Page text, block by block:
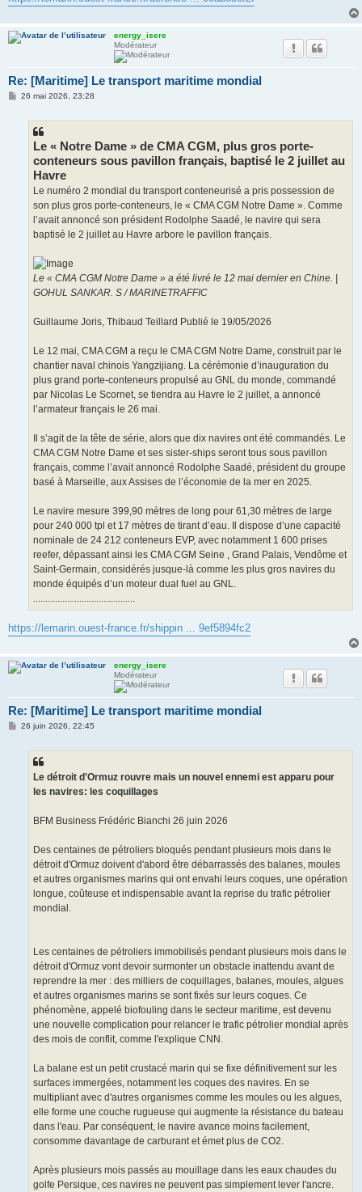
energy_isere
Modérateur
Re: [Maritime] Le transport maritime mondial
M26 mai 2026, 23:28
Le « Notre Dame » de CMA CGM, plus gros porte-
conteneurs sous pavillon français, baptisé le 2 juillet au
Havre
Le numéro 2 mondial du transport conteneurisé a pris possession de
son plus gros porte-conteneurs, le « CMA CGM Notre Dame ». Comme
l’avait annoncé son président Rodolphe Saadé, le navire qui sera
baptisé le 2 juillet au Havre arbore le pavillon français.
Le « CMA CGM Notre Dame » a été livré le 12 mai dernier en Chine. |
GOHUL SANKAR. S / MARINETRAFFIC
Guillaume Joris, Thibaud Teillard Publié le 19/05/2026
Le 12 mai, CMA CGM a reçu le CMA CGM Notre Dame, construit par le
chantier naval chinois Yangzijiang. La cérémonie d’inauguration du
plus grand porte-conteneurs propulsé au GNL du monde, commandé
par Nicolas Le Scornet, se tiendra au Havre le 2 juillet, a annoncé
l’armateur français le 26 mai.
Il s’agit de la tête de série, alors que dix navires ont été commandés. Le
CMA CGM Notre Dame et ses sister-ships seront tous sous pavillon
français, comme l’avait annoncé Rodolphe Saadé, président du groupe
basé à Marseille, aux Assises de l’économie de la mer en 2025.
Le navire mesure 399,90 mètres de long pour 61,30 mètres de large
pour 240 000 tpl et 17 mètres de tirant d’eau. Il dispose d’une capacité
nominale de 24 212 conteneurs EVP, avec notamment 1 600 prises
reefer, dépassant ainsi les CMA CGM Seine , Grand Palais, Vendôme et
Saint-Germain, considérés jusque-là comme les plus gros navires du
monde équipés d’un moteur dual fuel au GNL.
..........................................
https://lemarin.ouest-france.fr/shippin ... 9ef5894fc2
energy_isere
Modérateur
Re: [Maritime] Le transport maritime mondial
M26 juin 2026, 22:45
Le détroit d'Ormuz rouvre mais un nouvel ennemi est apparu pour
les navires: les coquillages
BFM Business Frédéric Bianchi 26 juin 2026
Des centaines de pétroliers bloqués pendant plusieurs mois dans le
détroit d'Ormuz doivent d'abord être débarrassés des balanes, moules
et autres organismes marins qui ont envahi leurs coques, une opération
longue, coûteuse et indispensable avant la reprise du trafic pétrolier
mondial.
Les centaines de pétroliers immobilisés pendant plusieurs mois dans le
détroit d'Ormuz vont devoir surmonter un obstacle inattendu avant de
reprendre la mer : des milliers de coquillages, balanes, moules, algues
et autres organismes marins se sont fixés sur leurs coques. Ce
phénomène, appelé biofouling dans le secteur maritime, est devenu
une nouvelle complication pour relancer le trafic pétrolier mondial après
des mois de conflit, comme l'explique CNN.
La balane est un petit crustacé marin qui se fixe définitivement sur les
surfaces immergées, notamment les coques des navires. En se
multipliant avec d'autres organismes comme les moules ou les algues,
elle forme une couche rugueuse qui augmente la résistance du bateau
dans l'eau. Par conséquent, le navire avance moins facilement,
consomme davantage de carburant et émet plus de CO2.
Après plusieurs mois passés au mouillage dans les eaux chaudes du
golfe Persique, ces navires ne peuvent pas simplement lever l'ancre.